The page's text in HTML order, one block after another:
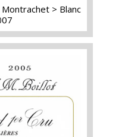
Montrachet
Blanc